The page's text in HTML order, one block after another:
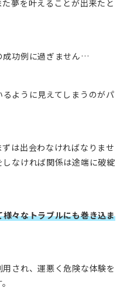
夢を叶えることが出来たと
成功例に過ぎません…
ように見えてしまうのがパ
は出会わなければなりませ
なければ関係は途端に破綻
様々なトラブルにも巻き込ま
され、運悪く危険な体験を